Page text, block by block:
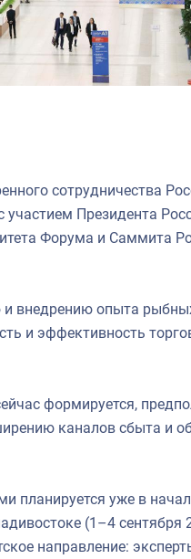
сотрудничества
Президента
Форума и Саммита
и внедрению опыта
и эффективность
формируется,
каналов сбыта и
планируется уже в
(1–4 сентября
направление: